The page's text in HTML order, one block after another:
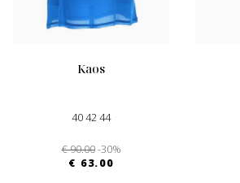
kaos
40 42 44
€ 90.00 -30%
€ 63.00